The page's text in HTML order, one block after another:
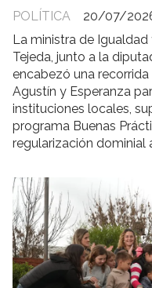
POLÍTICA
20/07/
La ministra de
Tejeda, junto a la
encabezó una recorrida
Agustín y Esperanza
instituciones locales,
programa Buenas
regularización dominial